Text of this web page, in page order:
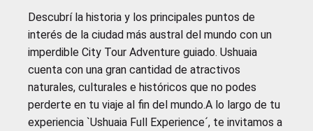
Descubrí la historia y los principales puntos de
interés de la ciudad más austral del mundo con un
imperdible City Tour Adventure guiado. Ushuaia
cuenta con una gran cantidad de atractivos
naturales, culturales e históricos que no podes
perderte en tu viaje al fin del mundo.A lo largo de tu
experiencia `Ushuaia Full Experience´, te invitamos a